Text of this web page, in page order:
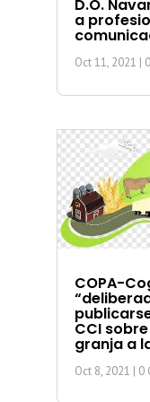
D.O.
a
Oct 11, 2021 |
COPA-
CCI
granja a
Oct 8, 2021 | 0